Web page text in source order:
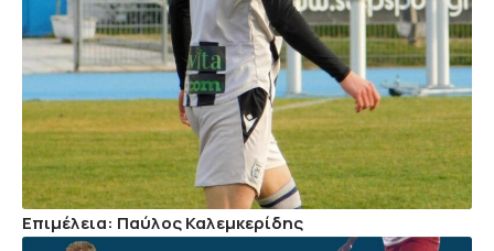
Επιμέλεια: Παύλος Καλεμκερίδης